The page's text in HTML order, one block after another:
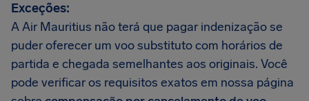
Exceções:
A Air Mauritius não terá que pagar indenização se
puder oferecer um voo substituto com horários de
partida e chegada semelhantes aos originais. Você
pode verificar os requisitos exatos em nossa página